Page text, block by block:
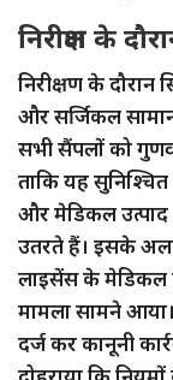
निरीक्षण के
निरीक्षण के दौरान
और सर्जिकल
सभी सैंपलों को
ताकि यह
और मेडिकल उत्पाद
उतरते हैं। इसके
लाइसेंस के मेडिकल
मामला सामने
दर्ज कर कानूनी